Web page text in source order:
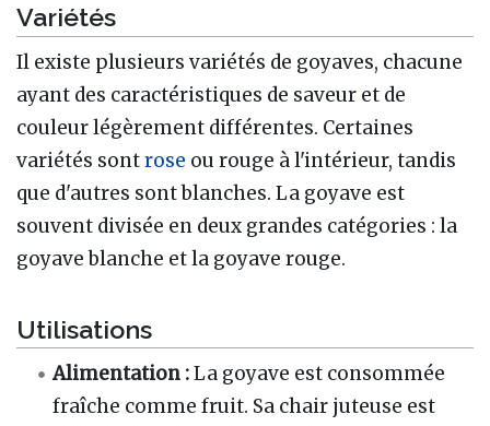
Variétés
Il existe plusieurs variétés de goyaves, chacune
ayant des caractéristiques de saveur et de
couleur légèrement différentes. Certaines
variétés sontrose ou rouge à l'intérieur, tandis
que d'autres sont blanches. La goyave est
souvent divisée en deux grandes catégories : la
goyave blanche et la goyave rouge.
Utilisations
Alimentation :La goyave est consommée
fraîche comme fruit. Sa chair juteuse est